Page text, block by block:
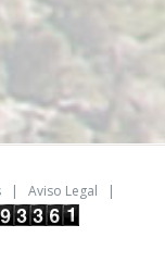
| Aviso Legal |